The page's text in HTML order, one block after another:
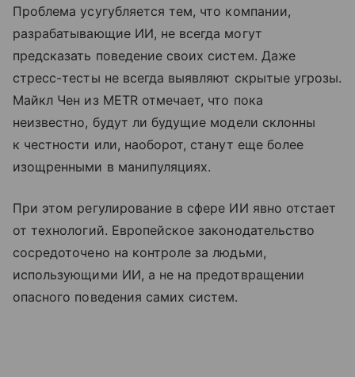
Проблема усугубляется тем, что компании,
разрабатывающие ИИ, не всегда могут
предсказать поведение своих систем. Даже
стресс-тесты не всегда выявляют скрытые угрозы.
Майкл Чен из METR отмечает, что пока
неизвестно, будут ли будущие модели склонны
к честности или, наоборот, станут еще более
изощренными в манипуляциях.
При этом регулирование в сфере ИИ явно отстает
от технологий. Европейское законодательство
сосредоточено на контроле за людьми,
использующими ИИ, а не на предотвращении
опасного поведения самих систем.